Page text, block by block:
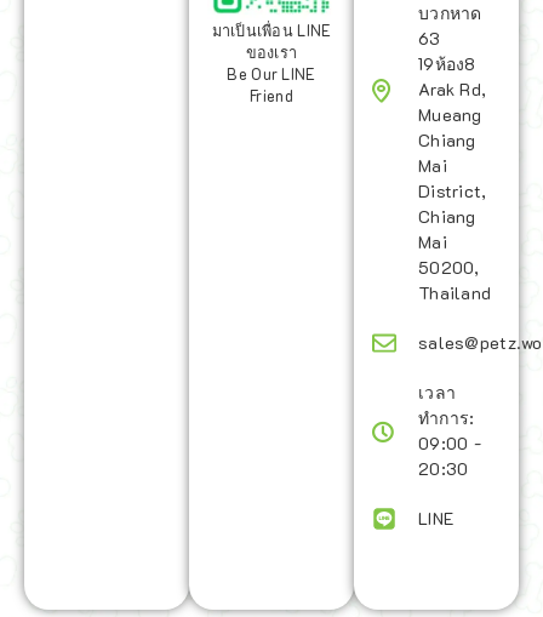
มาเป็นเพื่อน LINE
ของเรา
Be Our LINE
Friend
บวกหาด
63
19ห้อง8
Arak Rd,
Mueang
Chiang
Mai
District,
Chiang
Mai
50200,
Thailand
เวลา
ทำการ:
09:00 -
20:30
LINE